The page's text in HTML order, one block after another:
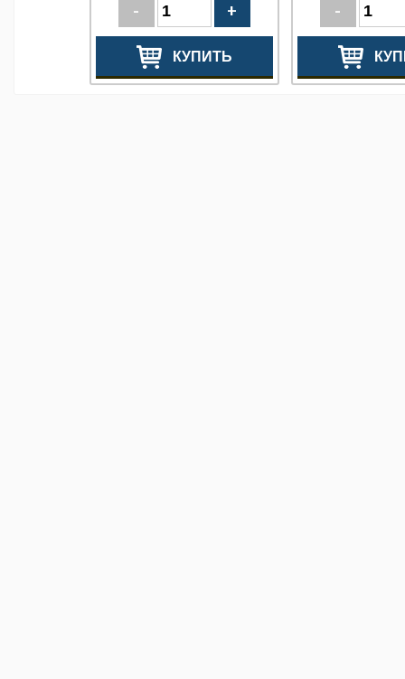
- +
КУПИТЬ
-